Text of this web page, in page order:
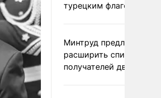
турецким флагом
Минтруд предложил
расширить список
получателей двух